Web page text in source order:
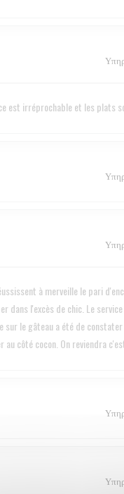
est irréprochable et les plats
à merveille le pari
dans l'excès de chic. Le
sur le gâteau a été de
côté cocon. On reviendra